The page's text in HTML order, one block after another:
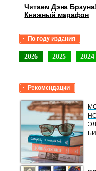
Читаем Дэна Брауна!
Книжный марафон
По году издания
2026 2025 2024
Рекомендации